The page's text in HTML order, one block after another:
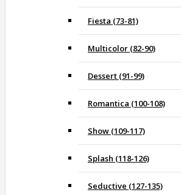
Fiesta (73-81)
Multicolor (82-90)
Dessert (91-99)
Romantica (100-108)
Show (109-117)
Splash (118-126)
Seductive (127-135)